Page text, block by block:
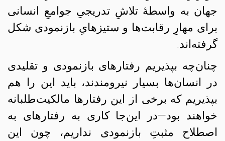
جهان به واسطهٔ تلاشِ تدریجیِ جوامعِ انسانی
برای مهارِ رقابت‌ها و ستیزهایِ بازنمودی شکل
گرفته‌اند.
چنان‌چه بپذیریم رفتارهای بازنمودی و تقلیدی
در انسان‌ها بسیار نیرومندند،‌ باید این را هم
بپذیریم که برخی از این رفتارها مالکیت‌طلبانه
خواهند بود—در این‌جا کاری به رفتارهای به
اصطلاح مثبتِ بازنمودی نداریم، چون این